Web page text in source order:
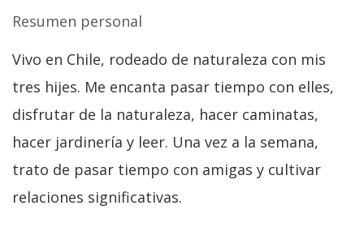
Resumen personal
Vivo en Chile, rodeado de naturaleza con mis
tres hijes. Me encanta pasar tiempo con elles,
disfrutar de la naturaleza, hacer caminatas,
hacer jardinería y leer. Una vez a la semana,
trato de pasar tiempo con amigas y cultivar
relaciones significativas.